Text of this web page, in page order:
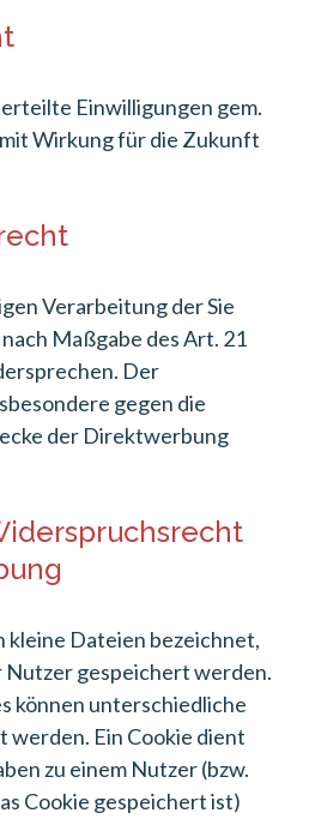
erteilte Einwilligungen gem.
Wirkung für die Zukunft
Verarbeitung der Sie
Maßgabe des Art. 21
Der
gegen die
der Direktwerbung
kleine Dateien bezeichnet,
Nutzer gespeichert werden.
können unterschiedliche
werden. Ein Cookie dient
zu einem Nutzer (bzw.
Cookie gespeichert ist)